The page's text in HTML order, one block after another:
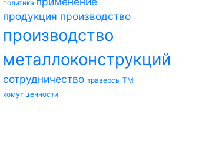
политика
продукция производство
производство
металлоконструкций
сотрудничество траверсы ТМ
хомут ценности